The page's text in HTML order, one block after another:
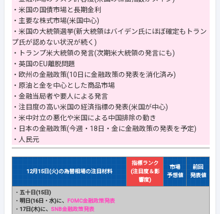
・米国の国債市場と長期金利
・主要な株式市場(米国中心)
・米国の大統領選挙(新大統領はバイデン氏にほぼ確定もトラン
プ氏が認めない状況が続く)
・トランプ米大統領の発言(次期米大統領の発言にも)
・英国のEU離脱問題
・欧州の金融政策(10日に金融政策の発表を消化済み)
・原油と金を中心とした商品市場
・金融当局者や要人による発言
・注目度の高い米国の経済指標の発表(米国が中心)
・米中対立の悪化や米国による中国排除の動き
・日本の金融政策(今週・18日・金に金融政策の発表を予定)
・人民元
12月15日(火)の為替相場の注目材料
指標ランク
(注目度＆影
響度)
市場
予想値
前回
発表値
・ 五十日(15日)
・ 明日(16日・水)に、
FOMC金融政策発表
・ 17日(木)に、 SNB金融政策発表